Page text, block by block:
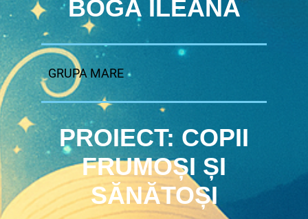
BOGA ILEANA
GRUPA MARE
PROIECT: COPII
FRUMOȘI ȘI
SĂNĂTOȘI